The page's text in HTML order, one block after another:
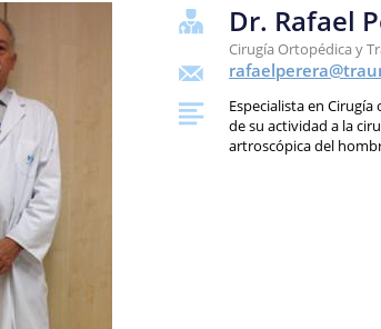
Dr. Rafael
Cirugía Ortopédica y
Especialista en
de su actividad a la
artroscópica del